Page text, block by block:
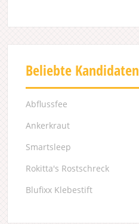
Beliebte Kandidaten
Abflussfee
Ankerkraut
Smartsleep
Rokitta's Rostschreck
Blufixx Klebestift